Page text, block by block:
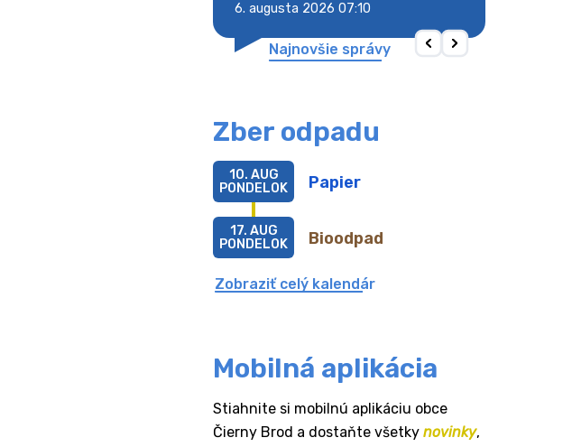
6. augusta 2026 07:10
Najnovšie správy
Zber odpadu
Papier
10. AUG
PONDELOK
Bioodpad
17. AUG
PONDELOK
Zobraziť celý kalendár
Mobilná aplikácia
Stiahnite si mobilnú aplikáciu obce
Čierny Brod a dostaňte všetky novinky,